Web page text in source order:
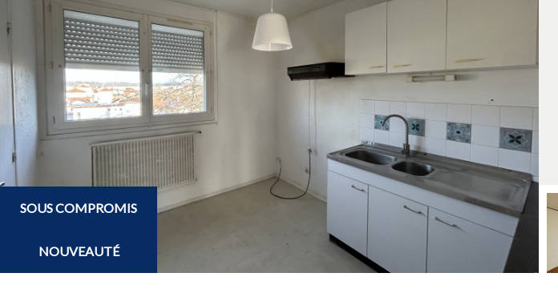
SOUS COMPROMIS
NOUVEAUTÉ